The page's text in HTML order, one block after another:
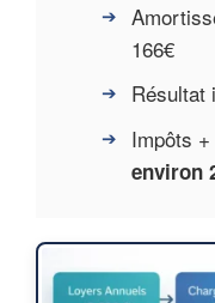
166€
Résultat
Impôts
environ